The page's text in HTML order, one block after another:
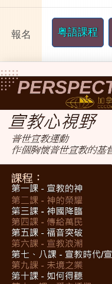
報名 粤語課程